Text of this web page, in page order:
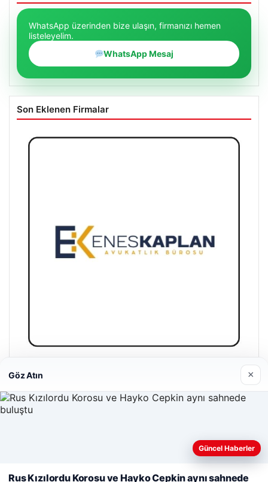
WhatsApp üzerinden bize ulaşın, firmanızı hemen
listeleyelim.
WhatsApp Mesaj
Son Eklenen Firmalar
Enes Kaplan Avukatlık Bürosu
Web sitemizi nasıl kullandığınızı daha iyi anlayabilmek,
kullanıyoruz.
Çerez Politikamız
Göz Atın ×
Güncel Haberler
Rus Kızılordu Korosu ve Hayko Cepkin aynı sahnede